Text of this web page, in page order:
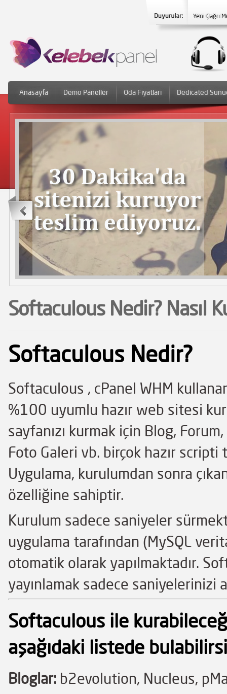
Yeni Çağrı
Anasayfa Demo Paneller Oda Fiyatları Dedicated
Softaculous Nedir? Nasıl
Softaculous Nedir?
Softaculous , cPanel WHM
%100 uyumlu hazır web sitesi
sayfanızı kurmak için Blog,
Foto Galeri vb. birçok hazır
Uygulama, kurulumdan sonra
özelliğine sahiptir.
Kurulum sadece saniyeler
uygulama tarafından (MySQL
otomatik olarak yapılmaktadır.
yayınlamak sadece saniyelerinizi
Softaculous ile
aşağıdaki listede
Bloglar: b2evolution, Nucleus,